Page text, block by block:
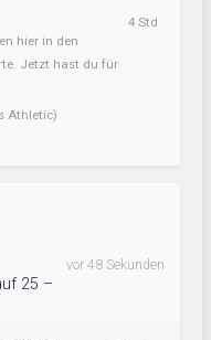
hier in den
Jetzt hast du für
Athletic)
4 Std
25 –
vor 48 Sekunden